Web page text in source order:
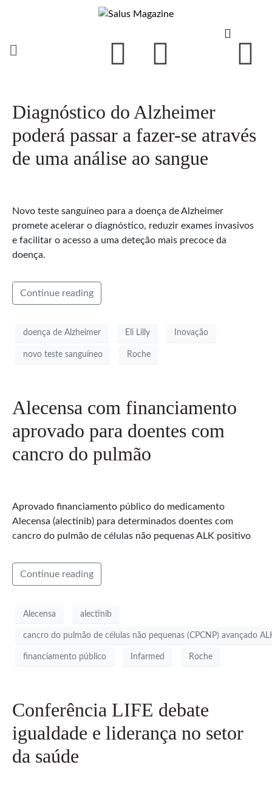
Diagnóstico do Alzheimer
poderá passar a fazer-se através
de uma análise ao sangue
Novo teste sanguíneo para a doença de Alzheimer
promete acelerar o diagnóstico, reduzir exames invasivos
e facilitar o acesso a uma deteção mais precoce da
doença.
Continue reading
doença de Alzheimer Eli Lilly Inovação
novo teste sanguíneo Roche
Alecensa com financiamento
aprovado para doentes com
cancro do pulmão
Aprovado financiamento público do medicamento
Alecensa (alectinib) para determinados doentes com
cancro do pulmão de células não pequenas ALK positivo
Continue reading
Alecensa alectinib
cancro do pulmão de células não pequenas (CPCNP) avançado
financiamento público Infarmed Roche
Conferência LIFE debate
igualdade e liderança no setor
da saúde